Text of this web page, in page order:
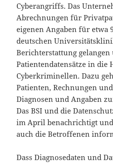
Cyberangriffs. Das
Abrechnungen für
eigenen Angaben für etwa
deutschen
Berichterstattung gelangen
Patientendatensätze in die
Cyberkriminellen. Dazu
Patienten, Rechnungen
Diagnosen und Angaben
Das BSI und die
im April benachrichtigt
auch die Betroffenen
Dass Diagnosedaten und